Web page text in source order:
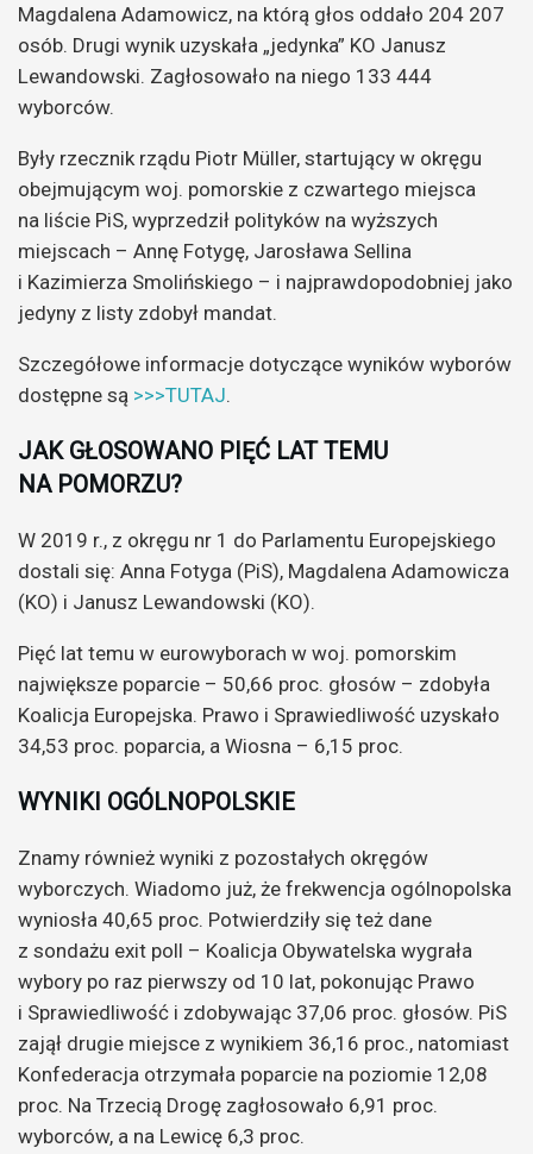
Magdalena Adamowicz, na którą głos oddało 204 207
osób. Drugi wynik uzyskała „jedynka” KO Janusz
Lewandowski. Zagłosowało na niego 133 444
wyborców.
Były rzecznik rządu Piotr Müller, startujący w okręgu
obejmującym woj. pomorskie z czwartego miejsca
na liście PiS, wyprzedził polityków na wyższych
miejscach – Annę Fotygę, Jarosława Sellina
i Kazimierza Smolińskiego – i najprawdopodobniej jako
jedyny z listy zdobył mandat.
Szczegółowe informacje dotyczące wyników wyborów
dostępne są >>>TUTAJ.
JAK GŁOSOWANO PIĘĆ LAT TEMU
NA POMORZU?
W 2019 r., z okręgu nr 1 do Parlamentu Europejskiego
dostali się: Anna Fotyga (PiS), Magdalena Adamowicza
(KO) i Janusz Lewandowski (KO).
Pięć lat temu w eurowyborach w woj. pomorskim
największe poparcie – 50,66 proc. głosów – zdobyła
Koalicja Europejska. Prawo i Sprawiedliwość uzyskało
34,53 proc. poparcia, a Wiosna – 6,15 proc.
WYNIKI OGÓLNOPOLSKIE
Znamy również wyniki z pozostałych okręgów
wyborczych. Wiadomo już, że frekwencja ogólnopolska
wyniosła 40,65 proc. Potwierdziły się też dane
z sondażu exit poll – Koalicja Obywatelska wygrała
wybory po raz pierwszy od 10 lat, pokonując Prawo
i Sprawiedliwość i zdobywając 37,06 proc. głosów. PiS
zajął drugie miejsce z wynikiem 36,16 proc., natomiast
Konfederacja otrzymała poparcie na poziomie 12,08
proc. Na Trzecią Drogę zagłosowało 6,91 proc.
wyborców, a na Lewicę 6,3 proc.